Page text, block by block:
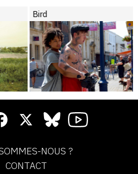
Bird
NOUS ?
CONTACT